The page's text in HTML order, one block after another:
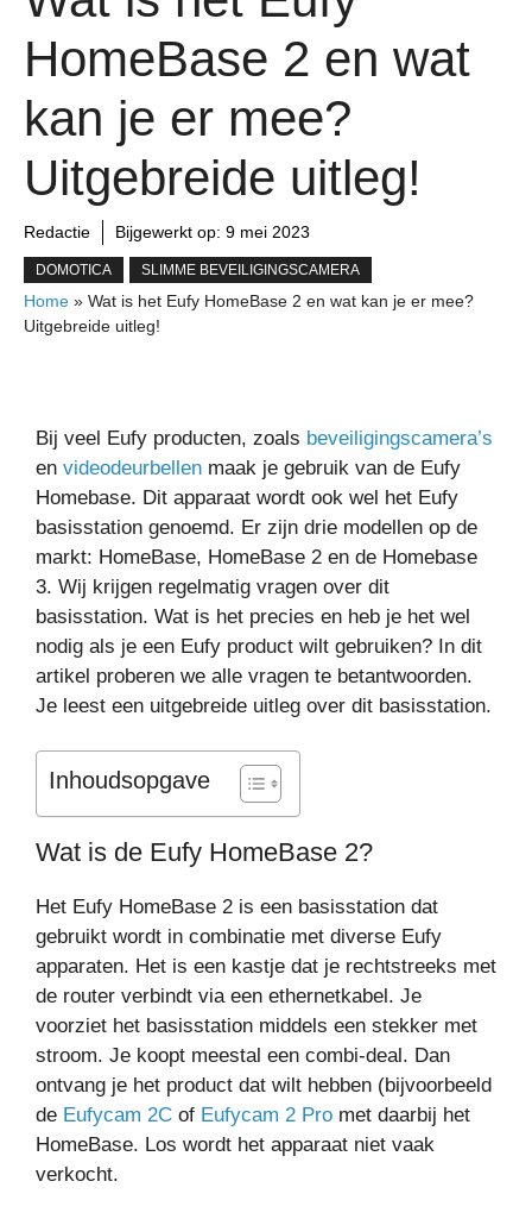
HomeBase 2 en wat
kan je er mee?
Uitgebreide uitleg!
Redactie Bijgewerkt op: 9 mei 2023
DOMOTICA SLIMME BEVEILIGINGSCAMERA
Home » Wat is het Eufy HomeBase 2 en wat kan je er mee?
Uitgebreide uitleg!
Bij veel Eufy producten, zoals beveiligingscamera’s
en videodeurbellen maak je gebruik van de Eufy
Homebase. Dit apparaat wordt ook wel het Eufy
basisstation genoemd. Er zijn drie modellen op de
markt: HomeBase, HomeBase 2 en de Homebase
3. Wij krijgen regelmatig vragen over dit
basisstation. Wat is het precies en heb je het wel
nodig als je een Eufy product wilt gebruiken? In dit
artikel proberen we alle vragen te betantwoorden.
Je leest een uitgebreide uitleg over dit basisstation.
Inhoudsopgave
Wat is de Eufy HomeBase 2?
Het Eufy HomeBase 2 is een basisstation dat
gebruikt wordt in combinatie met diverse Eufy
apparaten. Het is een kastje dat je rechtstreeks met
de router verbindt via een ethernetkabel. Je
voorziet het basisstation middels een stekker met
stroom. Je koopt meestal een combi-deal. Dan
ontvang je het product dat wilt hebben (bijvoorbeeld
de Eufycam 2C of Eufycam 2 Pro met daarbij het
HomeBase. Los wordt het apparaat niet vaak
verkocht.